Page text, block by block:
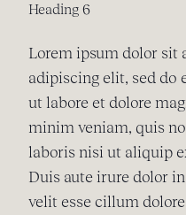
Heading 6
Lorem ipsum dolor sit
adipiscing elit, sed
ut labore et dolore
minim veniam, quis
laboris nisi ut aliquip
Duis aute irure dolor
velit esse cillum